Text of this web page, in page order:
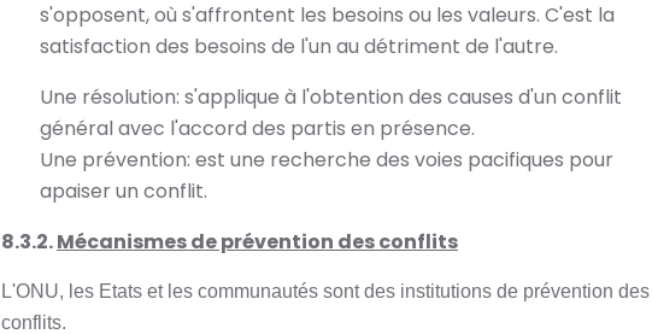
s'opposent, où s'affrontent les besoins ou les valeurs. C'est la
satisfaction des besoins de l'un au détriment de l'autre.
Une résolution: s'applique à l'obtention des causes d'un conflit
général avec l'accord des partis en présence.
Une prévention: est une recherche des voies pacifiques pour
apaiser un conflit.
8.3.2.Mécanismes de prévention des conflits
L'ONU, les Etats et les communautés sont des institutions de prévention des
conflits.